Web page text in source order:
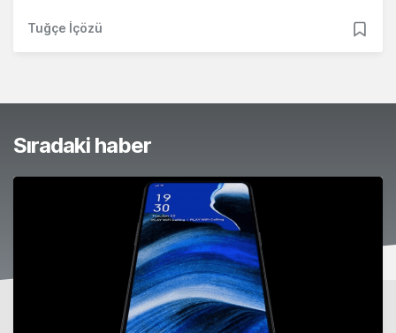
Tuğçe İçözü
Sıradaki haber